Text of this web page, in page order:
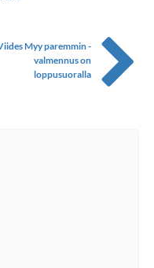
Myy paremmin -
valmennus on
loppusuoralla